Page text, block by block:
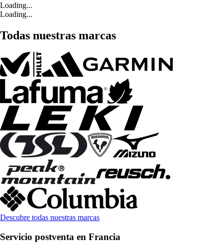
Loading...
Loading...
Todas nuestras marcas
Descubre todas nuestras marcas
Servicio postventa en Francia